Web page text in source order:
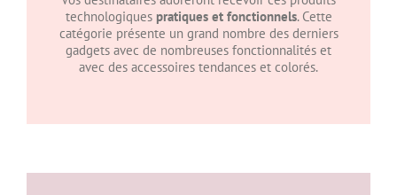
technologiques pratiques et fonctionnels. Cette
catégorie présente un grand nombre des derniers
gadgets avec de nombreuses fonctionnalités et
avec des accessoires tendances et colorés.